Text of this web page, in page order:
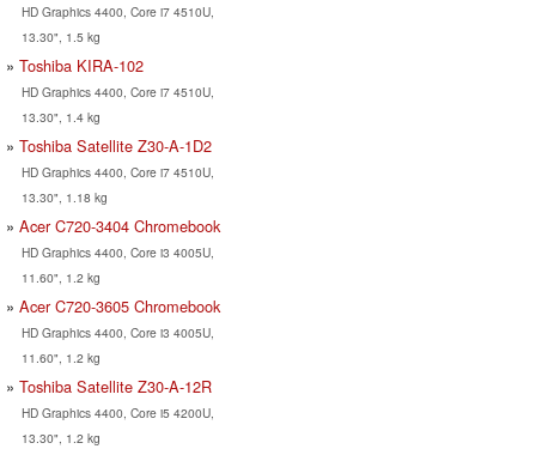
HD Graphics 4400, Core i7 4510U,
13.30", 1.5 kg
Toshiba KIRA-102
HD Graphics 4400, Core i7 4510U,
13.30", 1.4 kg
Toshiba Satellite Z30-A-1D2
HD Graphics 4400, Core i7 4510U,
13.30", 1.18 kg
Acer C720-3404 Chromebook
HD Graphics 4400, Core i3 4005U,
11.60", 1.2 kg
Acer C720-3605 Chromebook
HD Graphics 4400, Core i3 4005U,
11.60", 1.2 kg
Toshiba Satellite Z30-A-12R
HD Graphics 4400, Core i5 4200U,
13.30", 1.2 kg